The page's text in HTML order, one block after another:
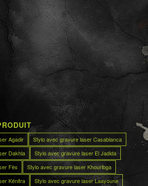
Agadir
Stylo avec gravure laser Casablanca
Dakhla
Stylo avec gravure laser El Jadida
Fès
Stylo avec gravure laser Khouribga
Kénitra
Stylo avec gravure laser Laayoune